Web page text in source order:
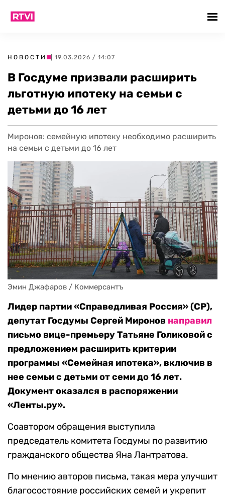
НОВОСТИ | 19.03.2026 / 14:07
В Госдуме призвали расширить
льготную ипотеку на семьи с
детьми до 16 лет
Миронов: семейную ипотеку необходимо расширить
на семьи с детьми до 16 лет
Эмин Джафаров / Коммерсантъ
Лидер партии «Справедливая Россия» (СР),
депутат Госдумы Сергей Миронов направил
письмо вице-премьеру Татьяне Голиковой с
предложением расширить критерии
программы «Семейная ипотека», включив в
нее семьи с детьми от семи до 16 лет.
Документ оказался в распоряжении
«Ленты.ру».
Соавтором обращения выступила
председатель комитета Госдумы по развитию
гражданского общества Яна Лантратова.
По мнению авторов письма, такая мера улучшит
благосостояние российских семей и укрепит